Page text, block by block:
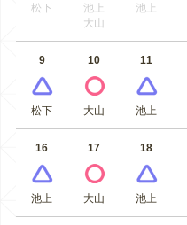
松下
池上
大山
池上
9
松下
10
大山
11
池上
16
池上
17
大山
18
池上